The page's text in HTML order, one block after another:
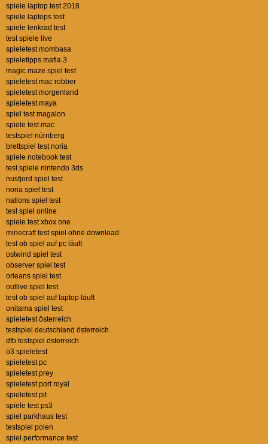
spiele laptop test 2018
spiele laptops test
spiele lenkrad test
test spiele live
spieletest mombasa
spieletipps mafia 3
magic maze spiel test
spieletest mac robber
spieletest morgenland
spieletest maya
spiel test magalon
spiele test mac
testspiel nürnberg
brettspiel test noria
spiele notebook test
test spiele nintendo 3ds
nusfjord spiel test
noria spiel test
nations spiel test
test spiel online
spiele test xbox one
minecraft test spiel ohne download
test ob spiel auf pc läuft
ostwind spiel test
observer spiel test
orleans spiel test
outlive spiel test
test ob spiel auf laptop läuft
onitama spiel test
spieletest österreich
testspiel deutschland österreich
dfb testspiel österreich
ö3 spieletest
spieletest pc
spieletest prey
spieletest port royal
spieletest pit
spiele test ps3
spiel parkhaus test
testspiel polen
spiel performance test